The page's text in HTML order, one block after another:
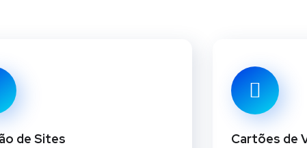
de Sites Cartões de